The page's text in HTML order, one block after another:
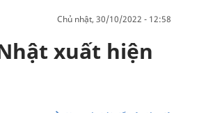
chủ nhật, 30/10/2022 - 12:58
xuất hiện